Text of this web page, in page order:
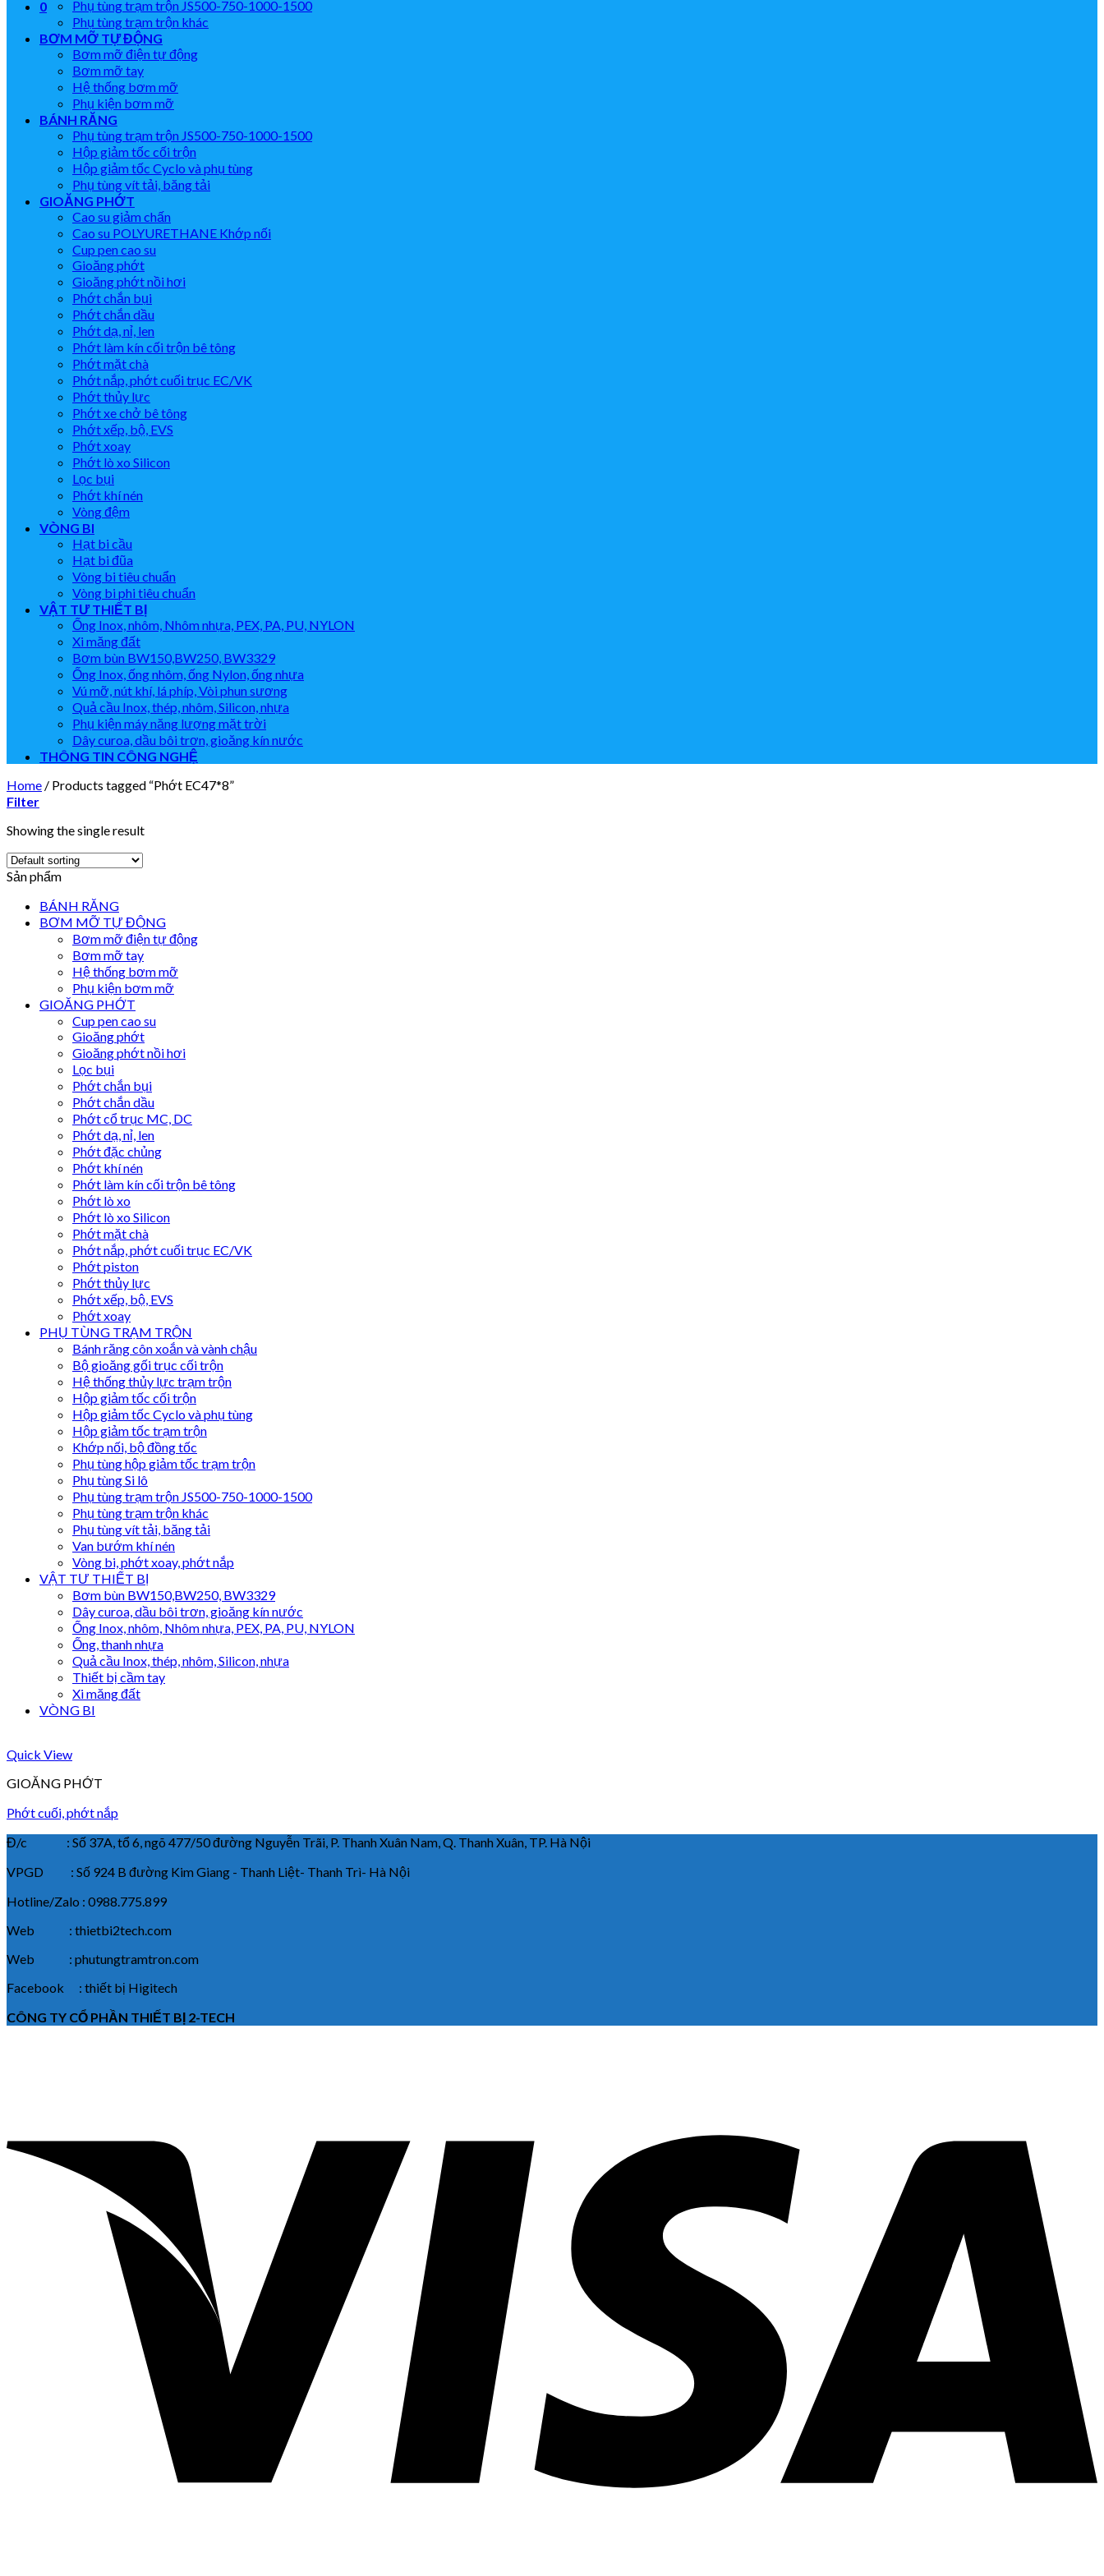
0
Phụ tùng trạm trộn JS500-750-1000-1500
Phụ tùng trạm trộn khác
BƠM MỠ TỰ ĐỘNG
Bơm mỡ điện tự động
Bơm mỡ tay
Hệ thống bơm mỡ
Phụ kiện bơm mỡ
BÁNH RĂNG
Phụ tùng trạm trộn JS500-750-1000-1500
Hộp giảm tốc cối trộn
Hộp giảm tốc Cyclo và phụ tùng
Phụ tùng vít tải, băng tải
GIOĂNG PHỚT
Cao su giảm chấn
Cao su POLYURETHANE Khớp nối
Cup pen cao su
Gioăng phớt
Gioăng phớt nồi hơi
Phớt chắn bụi
Phớt chắn dầu
Phớt dạ, nỉ, len
Phớt làm kín cối trộn bê tông
Phớt mặt chà
Phớt nắp, phớt cuối trục EC/VK
Phớt thủy lực
Phớt xe chở bê tông
Phớt xếp, bộ, EVS
Phớt xoay
Phớt lò xo Silicon
Lọc bụi
Phớt khí nén
Vòng đệm
VÒNG BI
Hạt bi cầu
Hạt bi đũa
Vòng bi tiêu chuẩn
Vòng bi phi tiêu chuẩn
VẬT TƯ THIẾT BỊ
Ống Inox, nhôm, Nhôm nhựa, PEX, PA, PU, NYLON
Xi măng đất
Bơm bùn BW150,BW250, BW3329
Ống Inox, ống nhôm, ống Nylon, ống nhựa
Vú mỡ, nút khí, lá phíp, Vòi phun sương
Quả cầu Inox, thép, nhôm, Silicon, nhựa
Phụ kiện máy năng lượng mặt trời
Dây curoa, dầu bôi trơn, gioăng kín nước
THÔNG TIN CÔNG NGHỆ
Home / Products tagged “Phớt EC47*8”
Filter
Showing the single result
Sản phẩm
BÁNH RĂNG
BƠM MỠ TỰ ĐỘNG
Bơm mỡ điện tự động
Bơm mỡ tay
Hệ thống bơm mỡ
Phụ kiện bơm mỡ
GIOĂNG PHỚT
Cup pen cao su
Gioăng phớt
Gioăng phớt nồi hơi
Lọc bụi
Phớt chắn bụi
Phớt chắn dầu
Phớt cổ trục MC, DC
Phớt dạ, nỉ, len
Phớt đặc chủng
Phớt khí nén
Phớt làm kín cối trộn bê tông
Phớt lò xo
Phớt lò xo Silicon
Phớt mặt chà
Phớt nắp, phớt cuối trục EC/VK
Phớt piston
Phớt thủy lực
Phớt xếp, bộ, EVS
Phớt xoay
PHỤ TÙNG TRẠM TRỘN
Bánh răng côn xoắn và vành chậu
Bộ gioăng gối trục cối trộn
Hệ thống thủy lực trạm trộn
Hộp giảm tốc cối trộn
Hộp giảm tốc Cyclo và phụ tùng
Hộp giảm tốc trạm trộn
Khớp nối, bộ đồng tốc
Phụ tùng hộp giảm tốc trạm trộn
Phụ tùng Si lô
Phụ tùng trạm trộn JS500-750-1000-1500
Phụ tùng trạm trộn khác
Phụ tùng vít tải, băng tải
Van bướm khí nén
Vòng bi, phớt xoay, phớt nắp
VẬT TƯ THIẾT BỊ
Bơm bùn BW150,BW250, BW3329
Dây curoa, dầu bôi trơn, gioăng kín nước
Ống Inox, nhôm, Nhôm nhựa, PEX, PA, PU, NYLON
Ống, thanh nhựa
Quả cầu Inox, thép, nhôm, Silicon, nhựa
Thiết bị cầm tay
Xi măng đất
VÒNG BI
Quick View
GIOĂNG PHỚT
Phớt cuối, phớt nắp
Đ/c : Số 37A, tổ 6, ngõ 477/50 đường Nguyễn Trãi, P. Thanh Xuân Nam, Q. Thanh Xuân, TP. Hà Nội
VPGD : Số 924 B đường Kim Giang - Thanh Liệt- Thanh Trì- Hà Nội
Hotline/Zalo : 0988.775.899
Web : thietbi2tech.com
Web : phutungtramtron.com
Facebook : thiết bị Higitech
CÔNG TY CỔ PHẦN THIẾT BỊ 2-TECH